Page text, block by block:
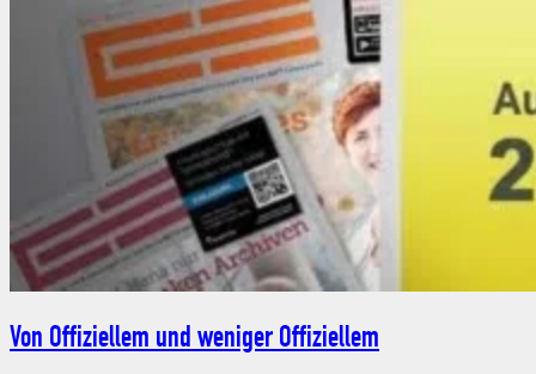
1. April 2013
Segelregatten auf offener See lassen sich für Zuschauer und
Renndaten auf den Booten und stellt sie live via Internet zur
Beitrag lesen